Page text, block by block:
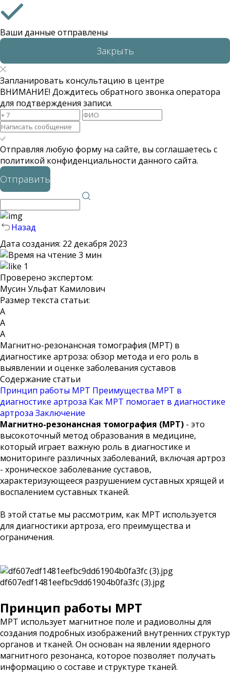
Ваши данные отправлены
Закрыть
Запланировать консультацию в центре
ВНИМАНИЕ! Дождитесь обратного звонка оператора
для подтверждения записи.
Отправляя любую форму на сайте, вы соглашаетесь с
политикой конфиденциальности данного сайта.
Отправить
Назад
Дата создания: 22 декабря 2023
3 мин
1
Проверено экспертом:
Мусин Ульфат Камилович
Размер текста статьи:
А
А
А
Магнитно-резонансная томография (МРТ) в
диагностике артроза: обзор метода и его роль в
выявлении и оценке заболевания суставов
Содержание статьи
Принцип работы МРТ Преимущества МРТ в
диагностике артроза Как МРТ помогает в диагностике
артроза Заключение
Магнитно-резонансная томография (МРТ) - это
высокоточный метод образования в медицине,
который играет важную роль в диагностике и
мониторинге различных заболеваний, включая артроз
- хроническое заболевание суставов,
характеризующееся разрушением суставных хрящей и
воспалением суставных тканей.
В этой статье мы рассмотрим, как МРТ используется
для диагностики артроза, его преимущества и
ограничения.
df607edf1481eefbc9dd61904b0fa3fc (3).jpg
Принцип работы МРТ
МРТ использует магнитное поле и радиоволны для
создания подробных изображений внутренних структур
органов и тканей. Он основан на явлении ядерного
магнитного резонанса, которое позволяет получать
информацию о составе и структуре тканей.